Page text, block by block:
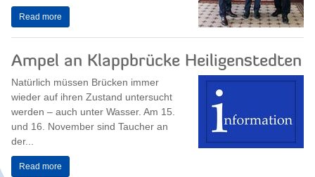
Read more
Ampel an Klappbrücke Heiligenstedten
Natürlich müssen Brücken immer
wieder auf ihren Zustand untersucht
werden – auch unter Wasser. Am 15.
und 16. November sind Taucher an
der...
Read more